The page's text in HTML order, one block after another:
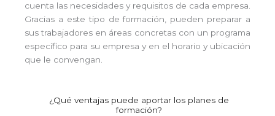
cuenta las necesidades y requisitos de cada empresa.
Gracias a este tipo de formación, pueden preparar a
sus trabajadores en áreas concretas con un programa
específico para su empresa y en el horario y ubicación
que le convengan.
¿Qué ventajas puede aportar los planes de
formación?